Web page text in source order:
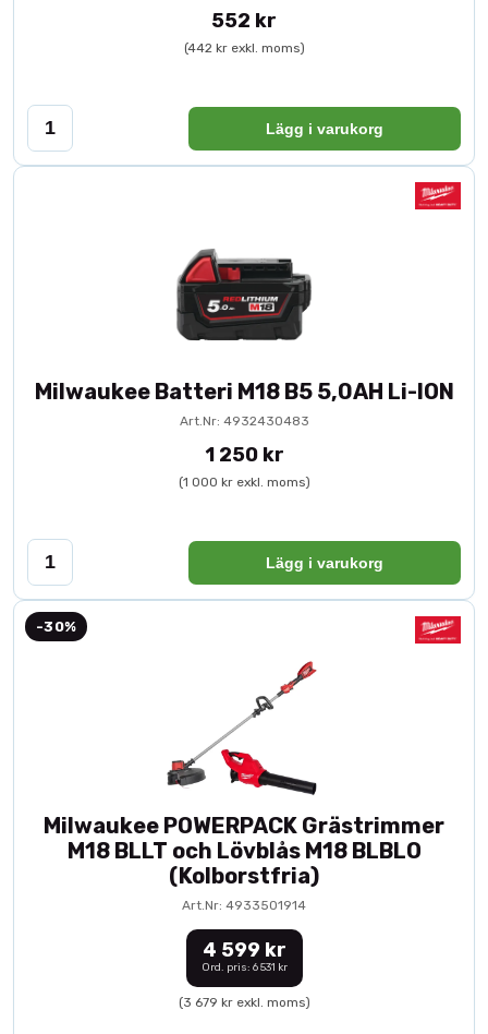
552 kr
(442 kr exkl. moms)
Lägg i varukorg
Milwaukee Batteri M18 B5 5,0AH Li-ION
Art.Nr: 4932430483
1 250 kr
(1 000 kr exkl. moms)
Lägg i varukorg
-30%
Milwaukee POWERPACK Grästrimmer
M18 BLLT och Lövblås M18 BLBLO
(Kolborstfria)
Art.Nr: 4933501914
4 599 kr
Ord. pris: 6 531 kr
(3 679 kr exkl. moms)